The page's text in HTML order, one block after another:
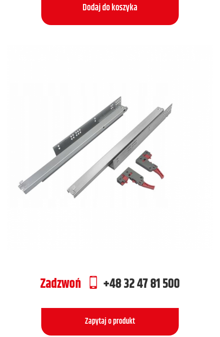
Dodaj do koszyka
Zadzwoń +48 32 47 81 500
Zapytaj o produkt